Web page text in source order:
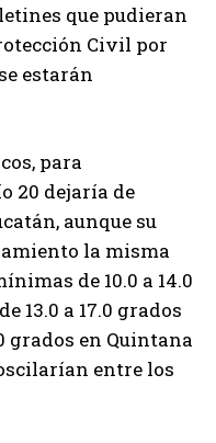
que pudieran
Civil por
estarán
para
20 dejaría de
aunque su
la misma
de 10.0 a 14.0
13.0 a 17.0 grados
grados en Quintana
entre los